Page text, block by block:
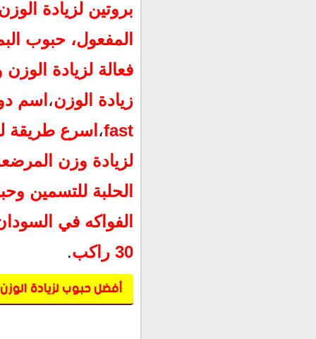
بودرة لزيادة الوزن من
اضرار حبوب الفواكه
حبوب 30 راكب للتسمين في السودان - حبوب ثلاثين راكب للتسمين
اضرار حبوب 30 راكب:
بروتين لزيادة
المفعول، حبوب
فعالة لزيادة
زيادة الوزن، اسم
fast، اسرع طريقة
لزيادة وزن
الحلبة للتسمين
الفواكه في
30 راكب
.
أفضل حبوب لزيادة